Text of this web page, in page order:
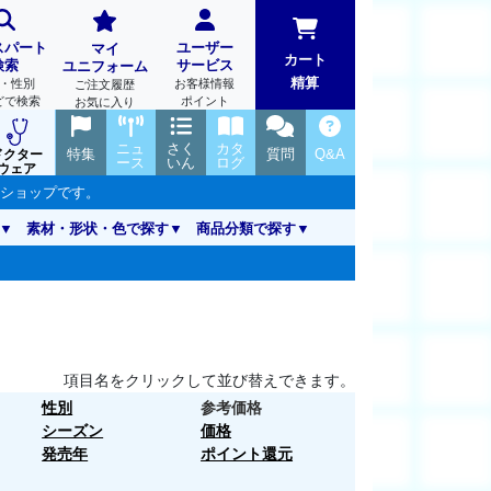
パート
索
性別
で検索
マイ
ユニフォーム
ご注文履歴
お気に入り
ユーザー
サービス
お客様情報
ポイント
カート
精算
クター
ェア
Q&A
質問
カタ
ログ
さく
いん
ニュ
ース
特集
ョップです。
素材・形状・色で探す 商品分類で探す
項目名をクリックして並び替えできます。
性別
シーズン
発売年
参考価格
価格
ポイント還元